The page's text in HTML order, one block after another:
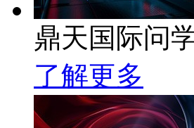
鼎天国际问
了解更多